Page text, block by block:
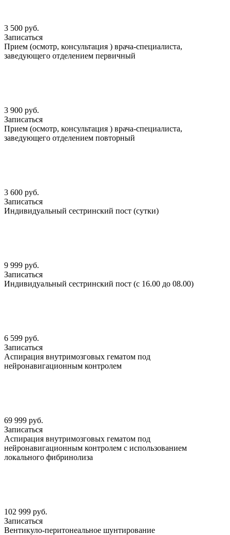
3 500 руб.
Записаться
Прием (осмотр, консультация ) врача-специалиста,
заведующего отделением первичный
3 900 руб.
Записаться
Прием (осмотр, консультация ) врача-специалиста,
заведующего отделением повторный
3 600 руб.
Записаться
Индивидуальный сестринский пост (сутки)
9 999 руб.
Записаться
Индивидуальный сестринский пост (с 16.00 до 08.00)
6 599 руб.
Записаться
Аспирация внутримозговых гематом под
нейронавигационным контролем
69 999 руб.
Записаться
Аспирация внутримозговых гематом под
нейронавигационным контролем с использованием
локального фибринолиза
102 999 руб.
Записаться
Вентикуло-перитонеальное шунтирование